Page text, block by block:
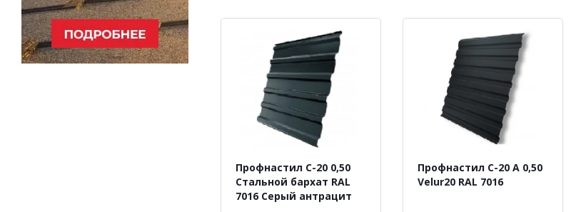
Профнастил С-20 0,50
Стальной бархат RAL
7016 Серый антрацит
Профнастил С-20 А 0,50
Velur20 RAL 7016